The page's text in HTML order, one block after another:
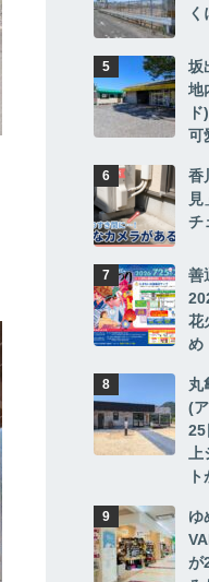
坂
地
可
香
チ
善
花
め
丸
(
25
ゆ
が